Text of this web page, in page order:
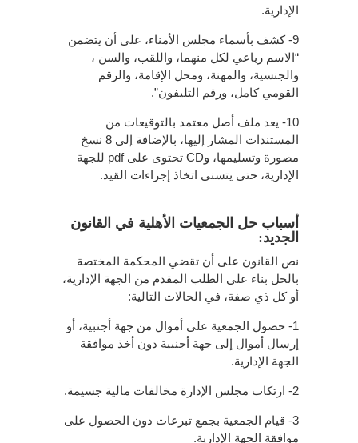
الإدارية.
9- كشف بأسماء مجلس الأمناء، على أن يتضمن
“الاسم رباعي لكل منهما، واللقب، والسن ،
والجنسية، والمهنة، ومحل الإقامة، والرقم
القومي كامل، ورقم التليفون”.
10- يعد ملف أصل معتمد بالتوقيعات من
المستندات المشار إليها، بالإضافة إلى 8 نسخ
مصورة وتسليمها، وCD تحتوى على pdf للجهة
الإدارية، حتى يتسنى اتخاذ إجراءات القيد.
أسباب حل الجمعيات الأهلية في القانون
الجديد:
نص القانون على أن تقضي المحكمة المختصة
بالحل بناء على الطلب المقدم من الجهة الإدارية،
أو كل ذي صفة، في الحالات التالية:
1- حصول الجمعية على أموال من جهة أجنبية، أو
إرسال أموال إلى جهة أجنبية دون أخذ موافقة
الجهة الإدارية.
2- ارتكاب مجلس الإدارة مخالفات مالية جسيمة.
3- قيام الجمعية بجمع تبرعات دون الحصول على
موافقة الجهة الإدارية.